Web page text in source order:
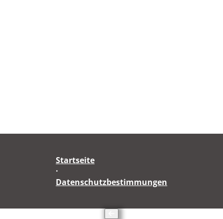
Startseite
·
Datenschutzbestimmungen